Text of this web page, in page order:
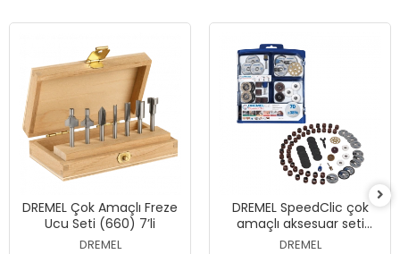
DREMEL Çok Amaçlı Freze
Ucu Seti (660) 7’li
DREMEL
DREMEL SpeedClic çok
amaçlı aksesuar seti
(SC725) 70’li
DREMEL